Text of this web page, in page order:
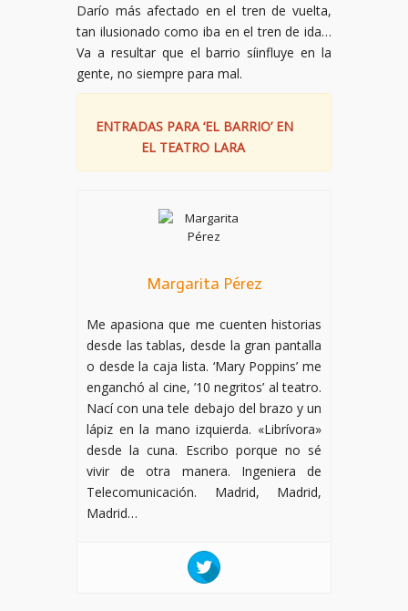
Darío más afectado en el tren de vuelta,
tan ilusionado como iba en el tren de ida…
Va a resultar que el barrio síinfluye en la
gente, no siempre para mal.
ENTRADAS PARA ‘EL BARRIO’ EN
EL TEATRO LARA
Margarita Pérez
Me apasiona que me cuenten historias
desde las tablas, desde la gran pantalla
o desde la caja lista. ‘Mary Poppins’ me
enganchó al cine, ’10 negritos’ al teatro.
Nací con una tele debajo del brazo y un
lápiz en la mano izquierda. «Librívora»
desde la cuna. Escribo porque no sé
vivir de otra manera. Ingeniera de
Telecomunicación. Madrid, Madrid,
Madrid…